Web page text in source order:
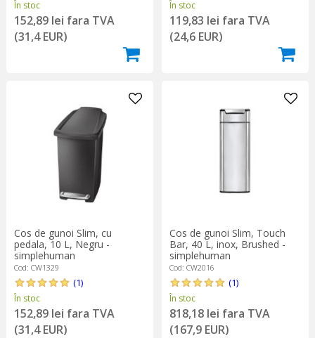
În stoc
152,89 lei fara TVA
(31,4 EUR)
În stoc
119,83 lei fara TVA
(24,6 EUR)
Cos de gunoi Slim, cu
pedala, 10 L, Negru -
simplehuman
Cod: CW1329
(1)
În stoc
152,89 lei fara TVA
(31,4 EUR)
Cos de gunoi Slim, Touch
Bar, 40 L, inox, Brushed -
simplehuman
Cod: CW2016
(1)
În stoc
818,18 lei fara TVA
(167,9 EUR)